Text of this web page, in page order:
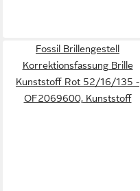
Fossil Brillengestell
Korrektionsfassung Brille
Kunststoff Rot 52/16/135 -
OF2069600, Kunststoff